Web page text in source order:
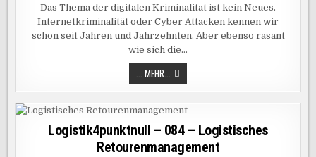
–
085
–
DIGITAL
CRIME
Das Thema der digitalen Kriminalität ist kein Neues.
Internetkriminalität oder Cyber Attacken kennen wir
schon seit Jahren und Jahrzehnten. Aber ebenso rasant
wie sich die…
... MEHR... LOGISTIK4PUNKTNULL
–
085
–
DIGITAL
Logistik4punktnull – 084 – Logistisches
Retourenmanagement